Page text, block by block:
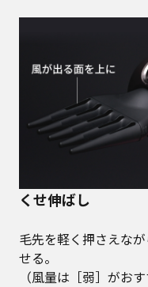
くせ伸ばし
毛先を軽く押さえな
せる。
（風量は［弱］がおす